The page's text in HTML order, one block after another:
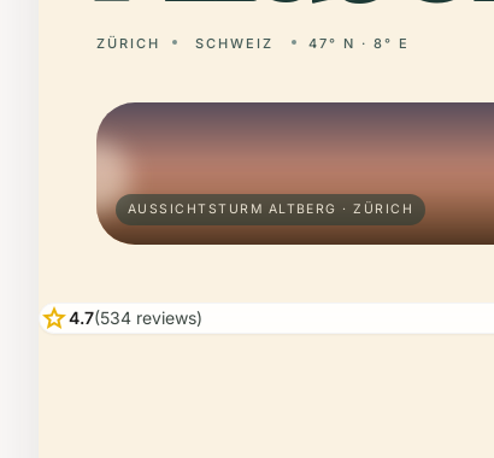
ZÜRICH SCHWEIZ 47° N · 8° E
AUSSICHTSTURM ALTBERG · ZÜRICH
star4.7(534 reviews)